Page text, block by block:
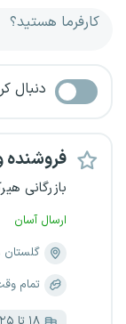
کارفرما هستید؟
دنبال
فروشنده
بازرگانی
ارسال آسان
گلستان
تمام